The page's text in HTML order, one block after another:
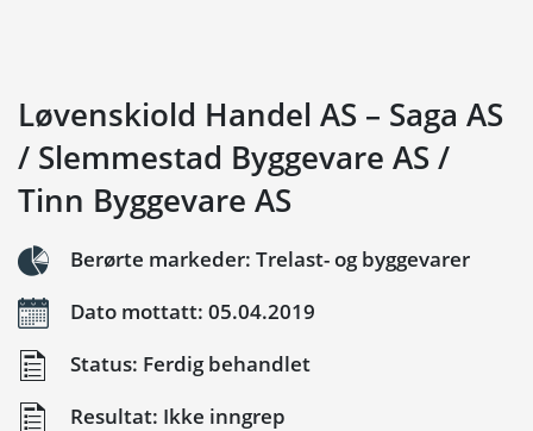
Løvenskiold Handel AS – Saga AS
/ Slemmestad Byggevare AS /
Tinn Byggevare AS
Berørte markeder: Trelast- og byggevarer
Dato mottatt: 05.04.2019
Status: Ferdig behandlet
Resultat: Ikke inngrep